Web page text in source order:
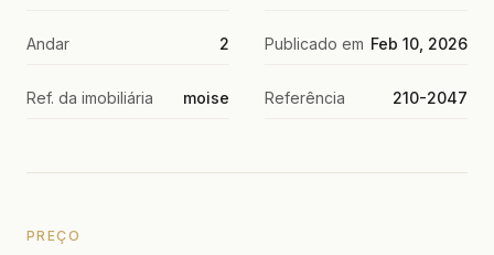
Andar 2 Publicado em Feb 10, 2026
Ref. da imobiliária moise Referência 210-2047
PREÇO